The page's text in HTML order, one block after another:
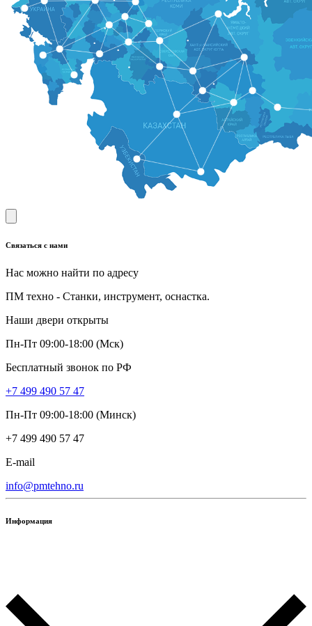
Связаться с нами
Нас можно найти по адресу
ПМ техно - Станки, инструмент, оснастка.
Наши двери открыты
Пн-Пт 09:00-18:00 (Мск)
Бесплатный звонок по РФ
+7 499 490 57 47
Пн-Пт 09:00-18:00 (Минск)
+7 499 490 57 47
E-mail
info@pmtehno.ru
Информация